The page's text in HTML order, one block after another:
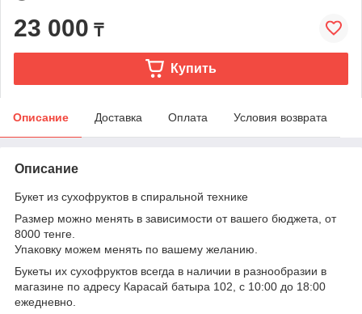
23 000 ₸
Купить
Описание Доставка Оплата Условия возврата
Описание
Букет из сухофруктов в спиральной технике
Размер можно менять в зависимости от вашего бюджета, от
8000 тенге.
Упаковку можем менять по вашему желанию.
Букеты их сухофруктов всегда в наличии в разнообразии в
магазине по адресу Карасай батыра 102, с 10:00 до 18:00
ежедневно.